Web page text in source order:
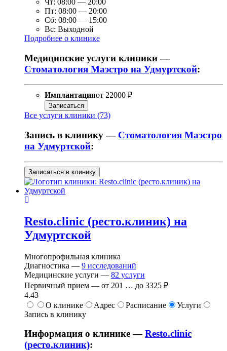
Чт: 08:00 — 20:00
Пт: 08:00 — 20:00
Сб: 08:00 — 15:00
Вс: Выходной
Подробнее о клинике
Медицинские услуги клиники —
Стоматология Маэстро на Удмуртской:
Имплантацияот 22000 ₽
Записаться
Все услуги клиники (73)
Запись в клинику — Стоматология Маэстро
на Удмуртской:
Записаться в клинику
Resto.clinic (ресто.клиник) на
Удмуртской
Многопрофильная клиника
Диагностика — 9 исследований
Медицинские услуги — 82 услуги
Первичный прием — от 201 … до 3325 ₽
4.43
О клинике
Адрес Расписание
Услуги
Запись в клинику
Информация о клинике —Resto.clinic
(ресто.клиник):